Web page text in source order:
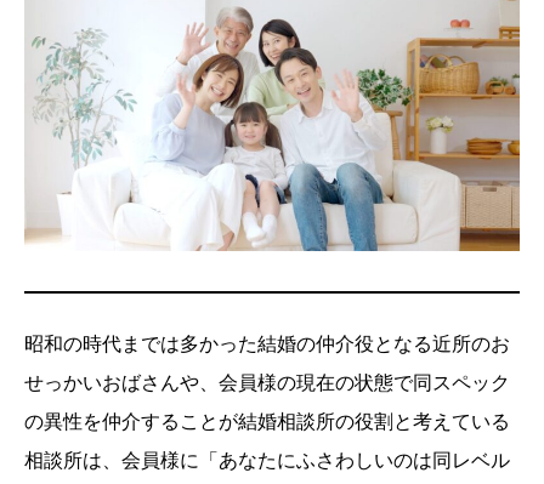
昭和の時代までは多かった結婚の仲介役となる近所のお
せっかいおばさんや、会員様の現在の状態で同スペック
の異性を仲介することが結婚相談所の役割と考えている
相談所は、会員様に「あなたにふさわしいのは同レベル